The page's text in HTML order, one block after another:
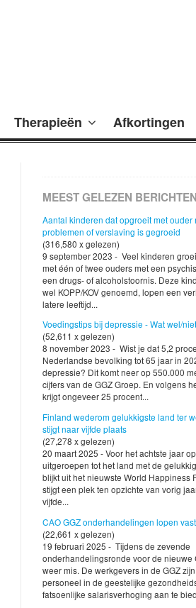
Therapieën Afkortingen
MEEST GELEZEN BERICHTEN
Aantal kinderen dat opgroeit met ouder
problemen of verslaving is gegroeid
(316,580 x gelezen)
9 september 2023 - Veel kinderen
met één of twee ouders met een
een drugs- of alcoholstoornis. Deze
wel KOPP/KOV genoemd, lopen een
latere leeftijd...
Voedingstips bij depressie - Wat wel/
(52,611 x gelezen)
8 november 2023 - Wist je dat 5,2
Nederlandse bevolking tot 65 jaar in
depressie? Dit komt neer op 550.000
cijfers van de GGZ Groep. En volgens
krijgt ongeveer 25 procent...
Finland wederom gelukkigste land ter
stijgt naar vijfde plaats
(27,278 x gelezen)
20 maart 2025 - Voor het achtste jaar
uitgeroepen tot het land met de
blijkt uit het nieuwste World Happiness
stijgt een plek ten opzichte van vorig
vijfde...
CAO GGZ onderhandelingen lopen
(22,661 x gelezen)
19 februari 2025 - Tijdens de zevende
onderhandelingsronde voor de nieuwe
weer mis. De werkgevers in de GGZ
personeel in de geestelijke
fatsoenlijke salarisverhoging aan te